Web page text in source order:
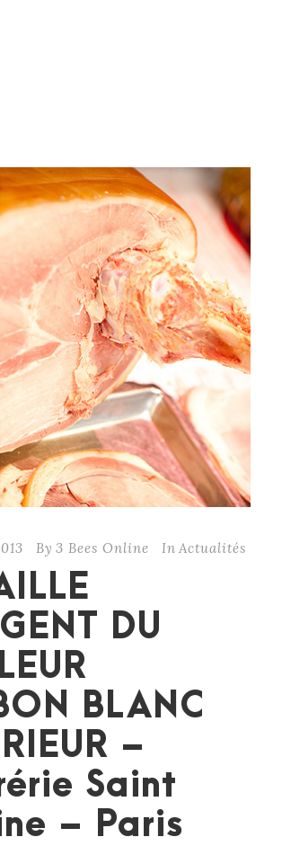
By 3 Bees Online In Actualités
DU
BLANC
–
Saint
– Paris